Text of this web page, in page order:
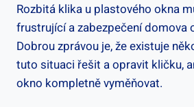
Rozbitá klika ⁢u plastového okna
frustrující a zabezpečení‍ domova
Dobrou zprávou je, že existuje
tuto situaci řešit a opravit kličku,
okno kompletně vyměňovat.